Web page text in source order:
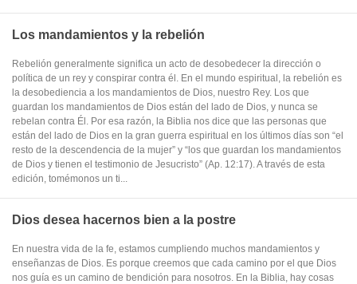
Los mandamientos y la rebelión
Rebelión generalmente significa un acto de desobedecer la dirección o
política de un rey y conspirar contra él. En el mundo espiritual, la rebelión es
la desobediencia a los mandamientos de Dios, nuestro Rey. Los que
guardan los mandamientos de Dios están del lado de Dios, y nunca se
rebelan contra Él. Por esa razón, la Biblia nos dice que las personas que
están del lado de Dios en la gran guerra espiritual en los últimos días son “el
resto de la descendencia de la mujer” y “los que guardan los mandamientos
de Dios y tienen el testimonio de Jesucristo” (Ap. 12:17). A través de esta
edición, tomémonos un ti...
Dios desea hacernos bien a la postre
En nuestra vida de la fe, estamos cumpliendo muchos mandamientos y
enseñanzas de Dios. Es porque creemos que cada camino por el que Dios
nos guía es un camino de bendición para nosotros. En la Biblia, hay cosas